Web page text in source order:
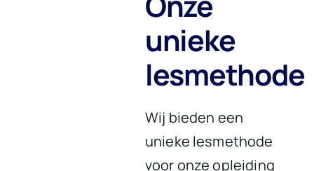
unieke
lesmethode
Wij bieden een
unieke lesmethode
voor onze opleiding